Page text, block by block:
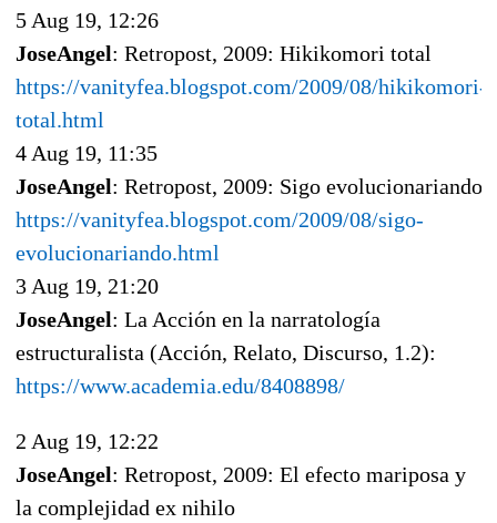
5 Aug 19, 12:26
JoseAngel: Retropost, 2009: Hikikomori total
https://vanityfea.blogspot.com/2009/08/hikikomori-
total.html
4 Aug 19, 11:35
JoseAngel: Retropost, 2009: Sigo evolucionariando
https://vanityfea.blogspot.com/2009/08/sigo-
evolucionariando.html
3 Aug 19, 21:20
JoseAngel: La Acción en la narratología
estructuralista (Acción, Relato, Discurso, 1.2):
https://www.academia.edu/8408898/
2 Aug 19, 12:22
JoseAngel: Retropost, 2009: El efecto mariposa y
la complejidad ex nihilo